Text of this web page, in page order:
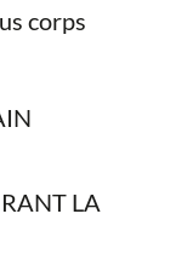
corps
LA